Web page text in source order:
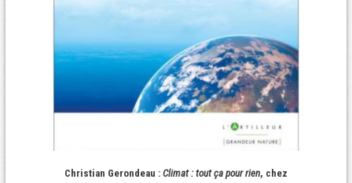
Christian Gerondeau : Climat : tout ça pour rien, chez